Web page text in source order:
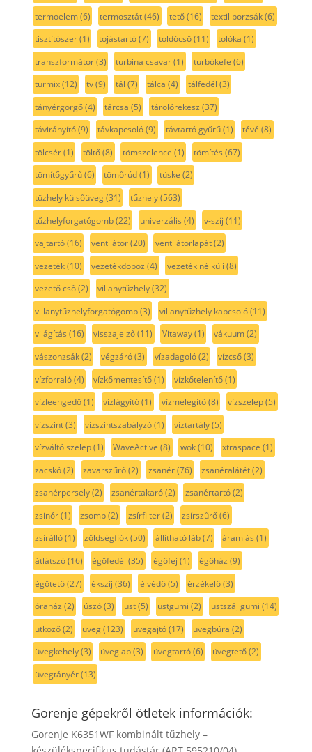
termoelem(6) termosztát(46) tető(16) textil porzsák(6)
tisztítószer(1) tojástartó(7) toldócső(11) tolóka (1)
transzformátor(3) turbina csavar(1) turbókefe (6)
turmix(12) tv(9) tál (7) tálca (4) tálfedél (3)
tányérgörgő(4) tárcsa (5) tárolórekesz (37)
távirányító(9) távkapcsoló(9) távtartó gyűrű(1) tévé (8)
tölcsér(1) töltő(8) tömszelence (1) tömítés (67)
tömítőgyűrű(6) tömőrúd(1) tüske (2)
tüzhely külsőüveg(31) tűzhely(563)
tűzhelyforgatógomb(22) univerzális (4) v-szíj (11)
vajtartó(16) ventilátor(20) ventilátorlapát(2)
vezeték(10) vezetékdoboz (4) vezeték nélküli (8)
vezető cső(2) villanytűzhely(32)
villanytűzhelyforgatógomb(3) villanytűzhely kapcsoló(11)
világítás (16) visszajelző(11) Vitaway(1) vákuum(2)
vászonzsák(2) végzáró(3) vízadagoló(2) vízcső(3)
vízforraló(4) vízkőmentesítő(1) vízkőtelenítő(1)
vízleengedő(1) vízlágyító(1) vízmelegítő(8) vízszelep(5)
vízszint(3) vízszintszabályzó(1) víztartály(5)
vízváltó szelep(1) WaveActive (8) wok(10) xtraspace (1)
zacskó(2) zavarszűrő(2) zsanér(76) zsanéralátét(2)
zsanérpersely(2) zsanértakaró(2) zsanértartó(2)
zsinór(1) zsomp(2) zsírfilter(2) zsírszűrő(6)
zsírálló(1) zöldségfiók(50) állítható láb(7) áramlás (1)
átlátszó(16) égőfedél (35) égőfej (1) égőház (9)
égőtető(27) ékszíj (36) élvédő(5) érzékelő(3)
óraház (2) úszó(3) üst(5) üstgumi (2) üstszáj gumi (14)
ütköző(2) üveg(123) üvegajtó(17) üvegbúra (2)
üvegkehely(3) üveglap(3) üvegtartó(6) üvegtető(2)
üvegtányér(13)
Gorenje gépekről ötletek információk:
Gorenje K6351WF kombinált tűzhely –